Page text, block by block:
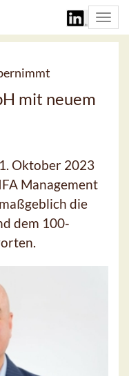
mit neuem
Oktober 2023
Management
die
dem 100-